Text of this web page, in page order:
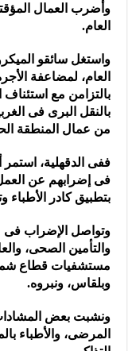
وأضرب العمال
العام.
واستغل سائقو
العام، لمضاعفة
بالتزامن مع استئناف
بالنقل البرى فى
من عمال المنطقة
ففى الدقهلية،
فى إضرابهم عن
بتطبيق كادر
وتواصل الإضراب فى
والتأمين الصحى،
مستشفيات قطاع
وبلقاس، ونبروه.
ونشبت بعض
المرضى، والأطباء